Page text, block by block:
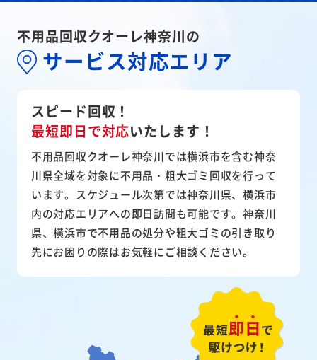
不用品回収クオーレ神奈川の
サービス対応エリア
スピード回収！
最短即日で対応いたします！
不用品回収クオーレ神奈川では横浜市を含む神奈
川県全域を対象に不用品・粗大ゴミ回収を行って
います。スケジュール次第では神奈川県、横浜市
内の対応エリアへの即日訪問も可能です。神奈川
県、横浜市で不用品の処分や粗大ゴミの引き取り
先にお困りの際はお気軽にご相談ください。